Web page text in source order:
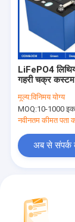
LiFePO4
गहरी चक्र
50AH 100AH
280AH 320AH
आयन बैटरी पैक
मूल्य:विनिमय योग्य
MOQ:10-1000
नवीनतम कीमत पता
अब से संपर्क